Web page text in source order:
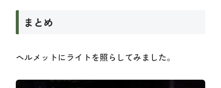
まとめ
ヘルメットにライトを照らしてみました。